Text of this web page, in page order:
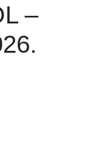
–